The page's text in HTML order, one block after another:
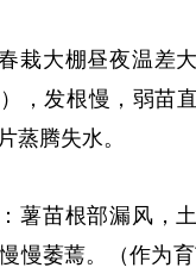
栽大棚昼夜温差
，发根慢，弱苗
蒸腾失水。
薯苗根部漏风，
慢萎蔫。（作为